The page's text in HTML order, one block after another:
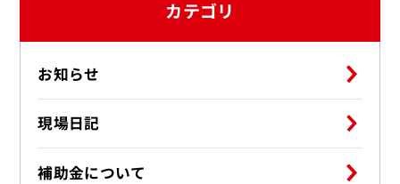
カテゴリ
お知らせ
現場日記
補助金について